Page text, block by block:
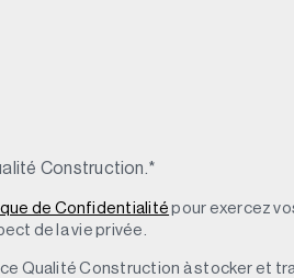
Construction.*
de Confidentialité pour exercez
de la vie privée.
Qualité Construction à stocker et